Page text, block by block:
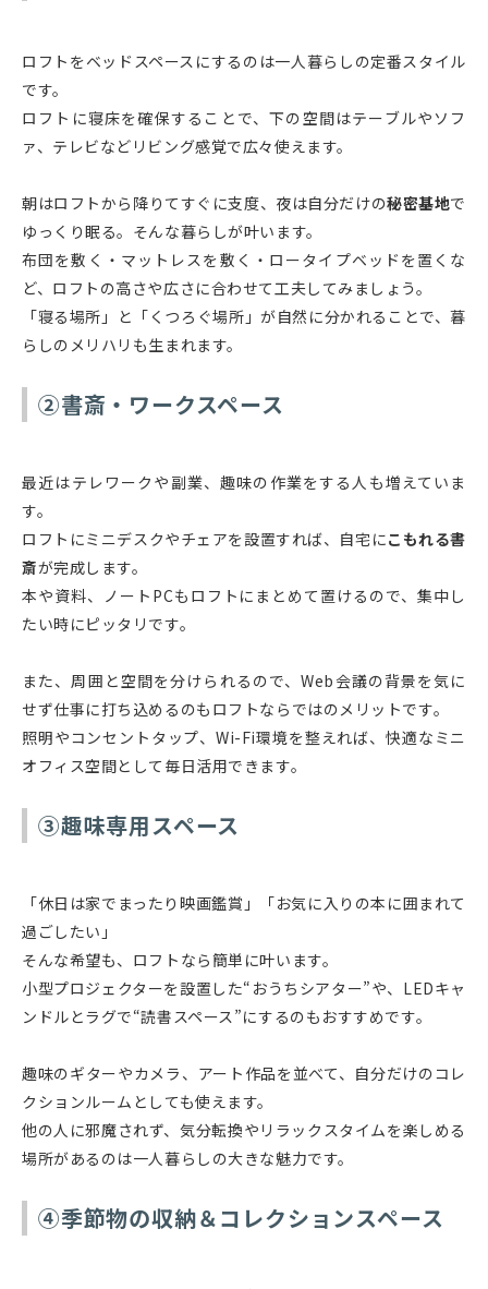
ロフトをベッドスペースにするのは一人暮らしの定番スタイル
です。
ロフトに寝床を確保することで、下の空間はテーブルやソフ
ァ、テレビなどリビング感覚で広々使えます。
朝はロフトから降りてすぐに支度、夜は自分だけの秘密基地で
ゆっくり眠る。そんな暮らしが叶います。
布団を敷く・マットレスを敷く・ロータイプベッドを置くな
ど、ロフトの高さや広さに合わせて工夫してみましょう。
「寝る場所」と「くつろぐ場所」が自然に分かれることで、暮
らしのメリハリも生まれます。
②書斎・ワークスペース
最近はテレワークや副業、趣味の作業をする人も増えていま
す。
ロフトにミニデスクやチェアを設置すれば、自宅にこもれる書
斎が完成します。
本や資料、ノートPCもロフトにまとめて置けるので、集中し
たい時にピッタリです。
また、周囲と空間を分けられるので、Web会議の背景を気に
せず仕事に打ち込めるのもロフトならではのメリットです。
照明やコンセントタップ、Wi-Fi環境を整えれば、快適なミニ
オフィス空間として毎日活用できます。
③趣味専用スペース
「休日は家でまったり映画鑑賞」「お気に入りの本に囲まれて
過ごしたい」
そんな希望も、ロフトなら簡単に叶います。
小型プロジェクターを設置した“おうちシアター”や、LEDキャ
ンドルとラグで“読書スペース”にするのもおすすめです。
趣味のギターやカメラ、アート作品を並べて、自分だけのコレ
クションルームとしても使えます。
他の人に邪魔されず、気分転換やリラックスタイムを楽しめる
場所があるのは一人暮らしの大きな魅力です。
④季節物の収納＆コレクションスペース